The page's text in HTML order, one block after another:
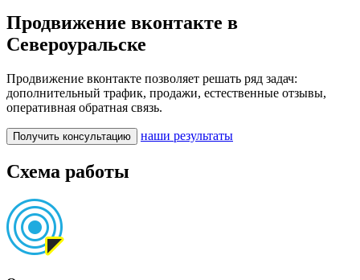
Продвижение вконтакте в
Североуральске
Продвижение вконтакте позволяет решать ряд задач:
дополнительный трафик, продажи, естественные отзывы,
оперативная обратная связь.
Получить консультацию наши результаты
Схема работы